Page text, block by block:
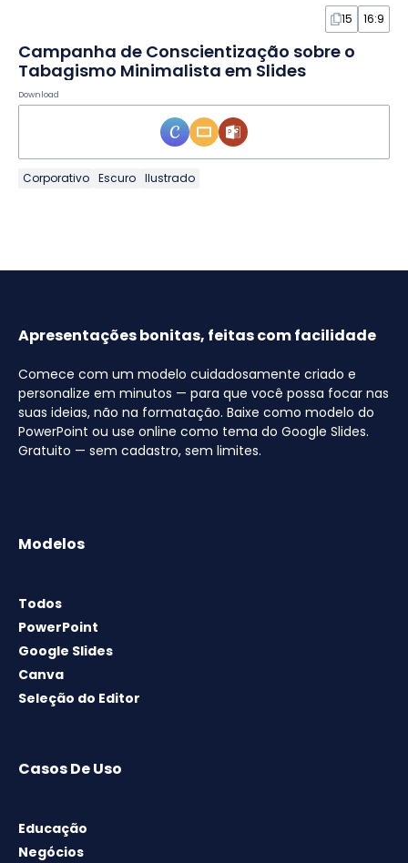
15 16:9
Campanha de Conscientização sobre o
Tabagismo Minimalista em Slides
Download
Corporativo Escuro Ilustrado
Apresentações bonitas, feitas com facilidade
Comece com um modelo cuidadosamente criado e
personalize em minutos — para que você possa focar nas
suas ideias, não na formatação. Baixe como modelo do
PowerPoint ou use online como tema do Google Slides.
Gratuito — sem cadastro, sem limites.
Modelos
Todos
PowerPoint
Google Slides
Canva
Seleção do Editor
Casos De Uso
Educação
Negócios